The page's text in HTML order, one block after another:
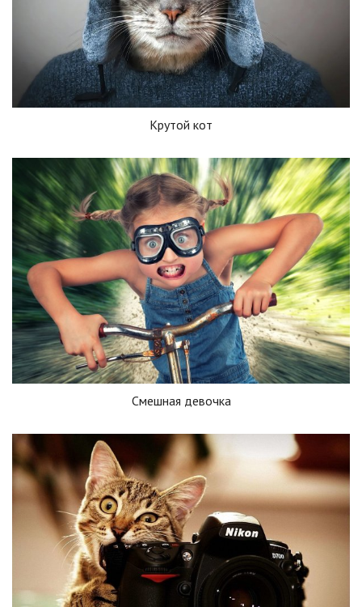
Крутой кот
Смешная девочка